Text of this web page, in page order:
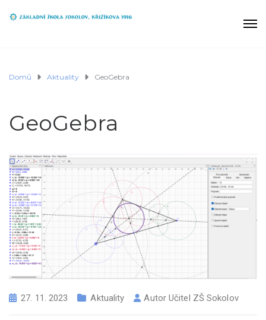
Domů Aktuality GeoGebra
GeoGebra
27. 11. 2023 Aktuality AutorUčitel ZŠ Sokolov